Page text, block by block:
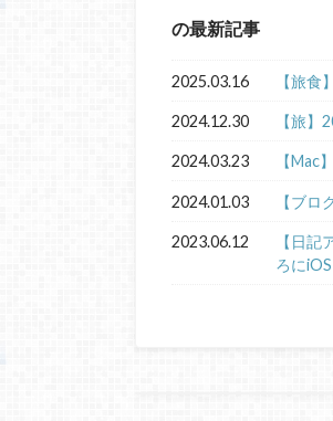
の最新記事
2025.03.16 【旅
2024.12.30 【旅】
2024.03.23 【Mac
2024.01.03 【ブ
2023.06.12
【日
ろに